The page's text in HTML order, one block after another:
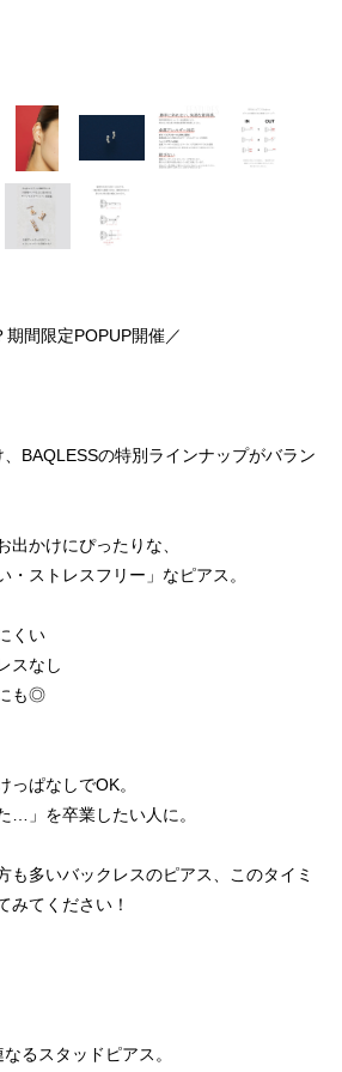
間限定POPUP開催／
BAQLESSの特別ラインナップがバラン
出かけにぴったりな、
・ストレスフリー」なピアス。
くい
スなし
も◎
っぱなしでOK。
…」を卒業したい人に。
も多いバックレスのピアス、このタイミ
みてください！
るスタッドピアス。